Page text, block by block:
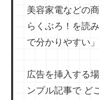
美容家電などの
らくぶろ！を読
で分かりやすい
広告を挿入する
ンプル記事でど